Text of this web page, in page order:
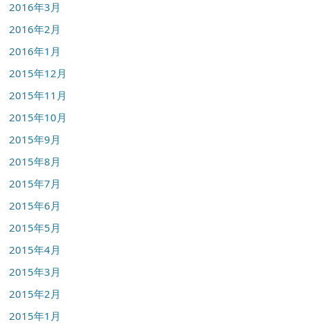
2016年3月
2016年2月
2016年1月
2015年12月
2015年11月
2015年10月
2015年9月
2015年8月
2015年7月
2015年6月
2015年5月
2015年4月
2015年3月
2015年2月
2015年1月